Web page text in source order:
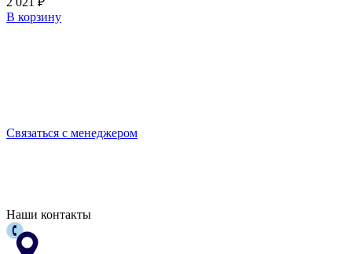
В корзину
Связаться с менеджером
Наши контакты